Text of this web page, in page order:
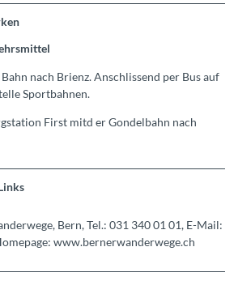
nach Brienz. Anschlissend per Bus auf
Sportbahnen.
First mitd er Gondelbahn nach
Bern, Tel.: 031 340 01 01, E-Mail:
www.bernerwanderwege.ch